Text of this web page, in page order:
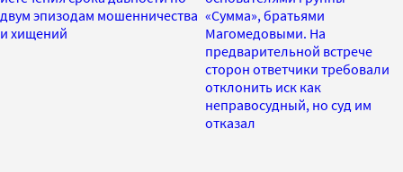
двум эпизодам мошенничества
и хищений
«Сумма», братьями
Магомедовыми. На
предварительной встрече
сторон ответчики требовали
отклонить иск как
неправосудный, но суд им
отказал